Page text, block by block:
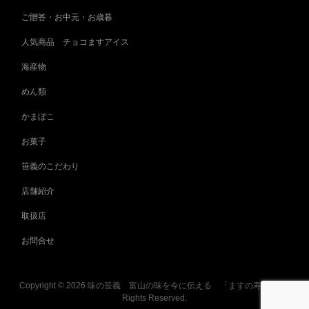
ご贈答・お中元・お歳暮
人気商品 チョコますアイス
海産物
めん類
かまぼこ
お菓子
笹義のこだわり
店舗紹介
取扱店
お問合せ
Copyright © 2026 味の笹義 富山の味を今に伝える 「ますの寿し」
Rights Reserved.